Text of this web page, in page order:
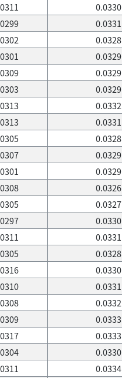
0.0330
0.0331
0.0328
0.0329
0.0329
0.0329
0.0332
0.0331
0.0328
0.0329
0.0329
0.0326
0.0327
0.0330
0.0331
0.0328
0.0330
0.0331
0.0332
0.0333
0.0333
0.0330
0.0334